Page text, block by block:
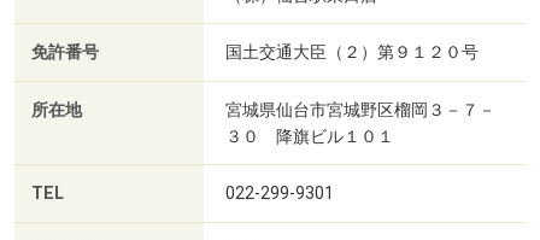
免許番号 国土交通大臣（２）第９１２０号
所在地
宮城県仙台市宮城野区榴岡３－７－
３０ 降旗ビル１０１
TEL 022-299-9301